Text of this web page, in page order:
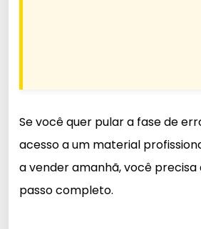
Se você quer pular a fase de
acesso a um material
a vender amanhã, você precisa
passo completo.